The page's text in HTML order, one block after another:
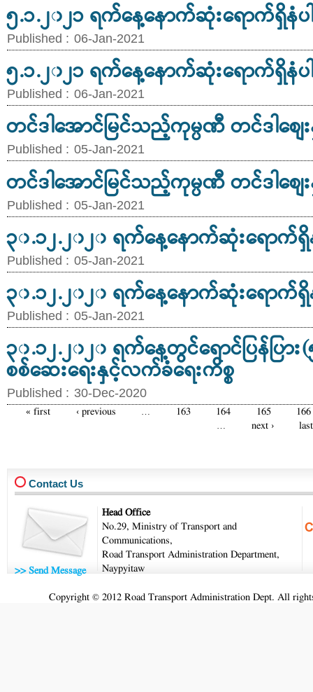
၅.၁.၂၀၂၁ ရက်နေ့နောက်ဆုံးရောက်ရှိနံပ
Published : 06-Jan-2021
၅.၁.၂၀၂၁ ရက်နေ့နောက်ဆုံးရောက်ရှိနံပ
Published : 06-Jan-2021
တင်ဒါအောင်မြင်သည့်ကုမ္ပဏီ တင်ဒါစျေ
Published : 05-Jan-2021
တင်ဒါအောင်မြင်သည့်ကုမ္ပဏီ တင်ဒါစျေ
Published : 05-Jan-2021
၃၀.၁၂.၂၀၂၀ ရက်နေ့နောက်ဆုံးရောက်ရှိ
Published : 05-Jan-2021
၃၀.၁၂.၂၀၂၀ ရက်နေ့နောက်ဆုံးရောက်ရှိ
Published : 05-Jan-2021
၃၀.၁၂.၂၀၂၀ ရက်နေ့တွင်ရောင်ပြန်ပြ
စစ်ဆေးရေးနှင့်လက်ခံရေးကိစ္စ
Published : 30-Dec-2020
« first ‹ previous … 163 164 165
166
…
next ›
Contact Us
>> Send Message
Head Office
No.29, Ministry of Transport and
Communications,
Road Transport Administration Department,
Naypyitaw
Copyright © 2012 Road Transport Administration Dept. All